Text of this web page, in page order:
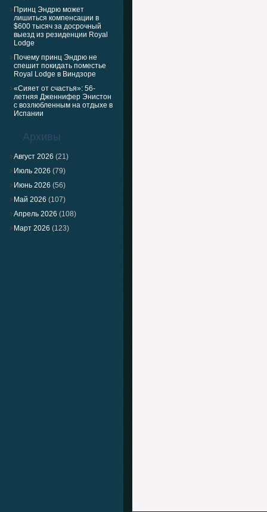
Принц Эндрю может
лишиться компенсации в
$600 тысяч за досрочный
выезд из резиденции Royal
Lodge
Почему принц Эндрю не
спешит покидать поместье
Royal Lodge в Виндзоре
«Сияет от счастья»: 56-
летняя Дженнифер Энистон
с возлюбленным на отдыхе в
Испании
Архивы
Август 2026 (21)
Июль 2026 (79)
Июнь 2026 (56)
Май 2026 (107)
Апрель 2026 (108)
Март 2026 (123)